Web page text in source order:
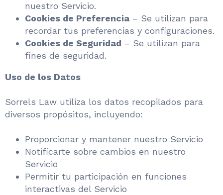
nuestro Servicio.
Cookies de Preferencia – Se utilizan para
recordar tus preferencias y configuraciones.
Cookies de Seguridad – Se utilizan para
fines de seguridad.
Uso de los Datos
Sorrels Law utiliza los datos recopilados para
diversos propósitos, incluyendo:
Proporcionar y mantener nuestro Servicio
Notificarte sobre cambios en nuestro
Servicio
Permitir tu participación en funciones
interactivas del Servicio